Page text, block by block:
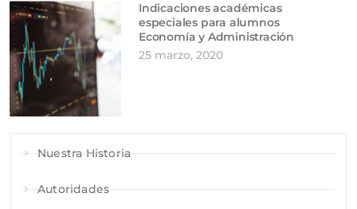
Indicaciones académicas
especiales para alumnos
Economía y Administración
25 marzo, 2020
Nuestra Historia
Autoridades